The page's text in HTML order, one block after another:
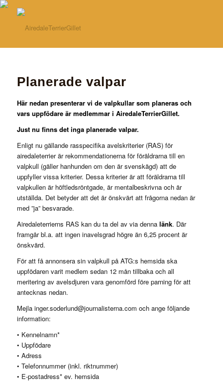
Planerade valpar
Här nedan presenterar vi de valpkullar som planeras och
vars uppfödare är medlemmar i AiredaleTerrierGillet.
Just nu finns det inga planerade valpar.
Enligt nu gällande rasspecifika avelskriterier (RAS) för
airedaleterrier är rekommendationerna för föräldrarna till en
valpkull (gäller hanhunden om den är svenskägd) att de
uppfyller vissa kriterier. Dessa kriterier är att föräldrarna till
valpkullen är höftledsröntgade, är mentalbeskrivna och är
utställda. Det betyder att det är önskvärt att frågorna nedan är
med ”ja” besvarade.
Airedaleterrierns RAS kan du ta del av via denna länk. Där
framgår bl.a. att ingen inavelsgrad högre än 6,25 procent är
önskvärd.
För att få annonsera sin valpkull på ATG:s hemsida ska
uppfödaren varit medlem sedan 12 mån tillbaka och all
meritering av avelsdjuren vara genomförd före parning för att
antecknas nedan.
Mejla inger.soderlund@journalisterna.com och ange följande
information:
• Kennelnamn*
• Uppfödare
• Adress
• Telefonnummer (inkl. riktnummer)
• E-postadress* ev. hemsida